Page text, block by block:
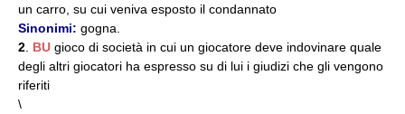
un carro, su cui veniva esposto il condannato
Sinonimi: gogna.
2 BU gioco di società in cui un giocatore deve indovinare quale
degli altri giocatori ha espresso su di lui i giudizi che gli vengono
riferiti
\